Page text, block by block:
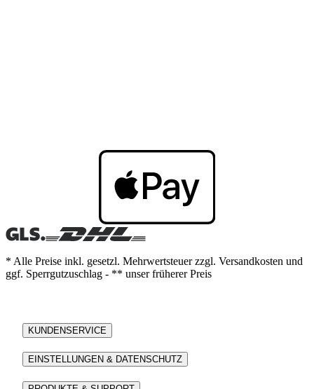
* Alle Preise inkl. gesetzl. Mehrwertsteuer zzgl. Versandkosten und
ggf. Sperrgutzuschlag - ** unser früherer Preis
KUNDENSERVICE
EINSTELLUNGEN & DATENSCHUTZ